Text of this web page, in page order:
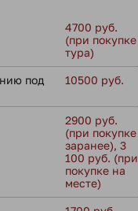
4700 руб.
(при покупке
тура)
под
10500 руб.
2900 руб.
(при покупке
заранее), 3
100 руб. (при
покупке на
месте)